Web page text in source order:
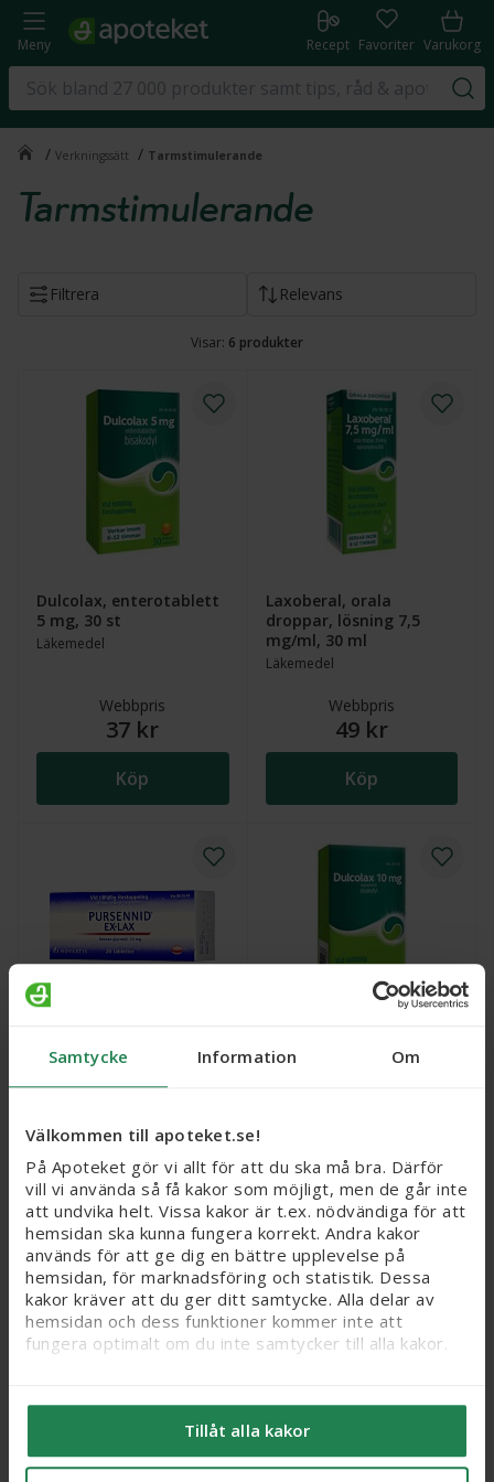
Samtycke Information Om
Välkommen till apoteket.se!
På Apoteket gör vi allt för att du ska må bra. Därför
vill vi använda så få kakor som möjligt, men de går inte
att undvika helt. Vissa kakor är t.ex. nödvändiga för att
hemsidan ska kunna fungera korrekt. Andra kakor
används för att ge dig en bättre upplevelse på
hemsidan, för marknadsföring och statistik. Dessa
kakor kräver att du ger ditt samtycke. Alla delar av
hemsidan och dess funktioner kommer inte att
fungera optimalt om du inte samtycker till alla kakor.
komma att behandlas genom kakor, eftersom vi bl. a.
säljer integritetskänsliga produkter som receptfria
läkemedel och produkter relaterade till hälsostatus
och sex. När du samtycker till kakor samtycker du
Tillåt alla kakor
Meny Recept Favoriter Varukorg
/ Verkningssätt / Tarmstimulerande
Tarmstimulerande
Filtrera Relevans
Visar: 6 produkter
Dulcolax, enterotablett
5 mg, 30 st
Läkemedel
Webbpris
37 kr
Köp
Laxoberal, orala
droppar, lösning 7,5
mg/ml, 30 ml
Läkemedel
Webbpris
49 kr
Köp
Pursennid Ex-Lax,
dragerad tablett 12 mg,
20 st
Webbpris
49 kr
Köp
Dulcolax, suppositorium
Webbpris
45 kr
Köp